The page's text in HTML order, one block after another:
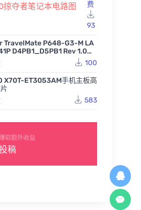
Gigabyte W480 VISION D
REV1.0技嘉台式电脑主板
点位图TVW
74
免费
at
or
GX
21
-7
1 L
A-
E0
51
P
2
RE
记
费
93
TravelMate P648-G3-M LA
D4PB1_D5PB1 Rev 1.0宏
本图纸
100
X70T-ET3053AM手机主板高
583
赚取额外收益
稿